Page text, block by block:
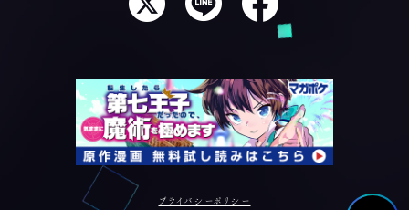
プライバシーポリシー